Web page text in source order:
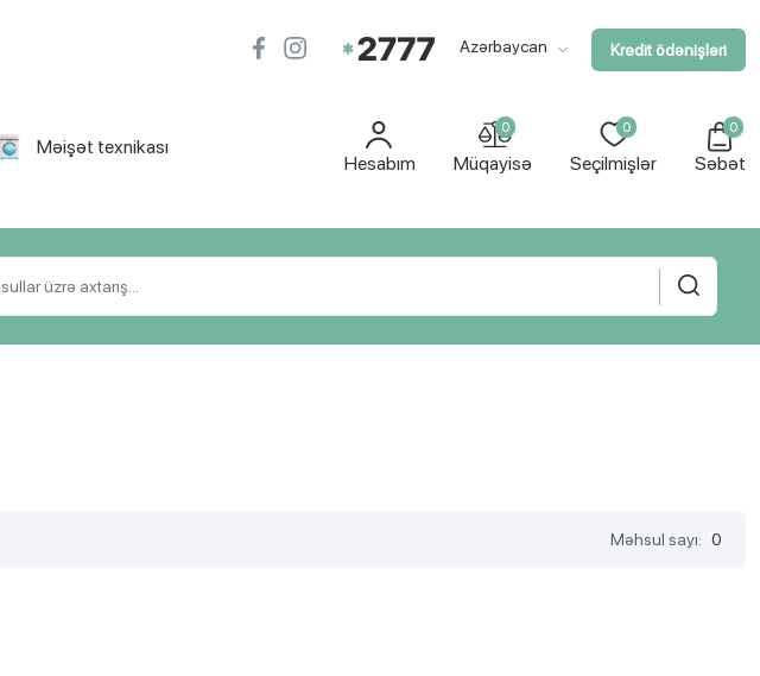
Azərbaycan Kredit ödənişləri
Məişət texnikası
Hesabım
0
Müqayisə
0
Seçilmişlər
0
Səbət
Məhsul sayı: 0